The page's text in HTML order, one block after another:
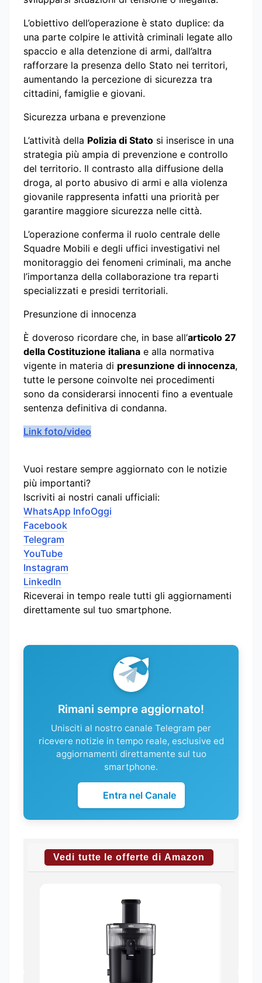
L’obiettivo dell’operazione è stato duplice: da
una parte colpire le attività criminali legate allo
spaccio e alla detenzione di armi, dall’altra
rafforzare la presenza dello Stato nei territori,
aumentando la percezione di sicurezza tra
cittadini, famiglie e giovani.
Sicurezza urbana e prevenzione
L’attività della Polizia di Stato si inserisce in una
strategia più ampia di prevenzione e controllo
del territorio. Il contrasto alla diffusione della
droga, al porto abusivo di armi e alla violenza
giovanile rappresenta infatti una priorità per
garantire maggiore sicurezza nelle città.
L’operazione conferma il ruolo centrale delle
Squadre Mobili e degli uffici investigativi nel
monitoraggio dei fenomeni criminali, ma anche
l’importanza della collaborazione tra reparti
specializzati e presidi territoriali.
Presunzione di innocenza
È doveroso ricordare che, in base all’articolo 27
della Costituzione italiana e alla normativa
vigente in materia di presunzione di innocenza,
tutte le persone coinvolte nei procedimenti
sono da considerarsi innocenti fino a eventuale
sentenza definitiva di condanna.
Link foto/video
Vuoi restare sempre aggiornato con le notizie
più importanti?
Iscriviti ai nostri canali ufficiali:
WhatsApp InfoOggi
Facebook
Telegram
YouTube
Instagram
LinkedIn
Riceverai in tempo reale tutti gli aggiornamenti
direttamente sul tuo smartphone.
Rimani sempre aggiornato!
Unisciti al nostro canale Telegram per
ricevere notizie in tempo reale, esclusive ed
aggiornamenti direttamente sul tuo
smartphone.
Entra nel Canale